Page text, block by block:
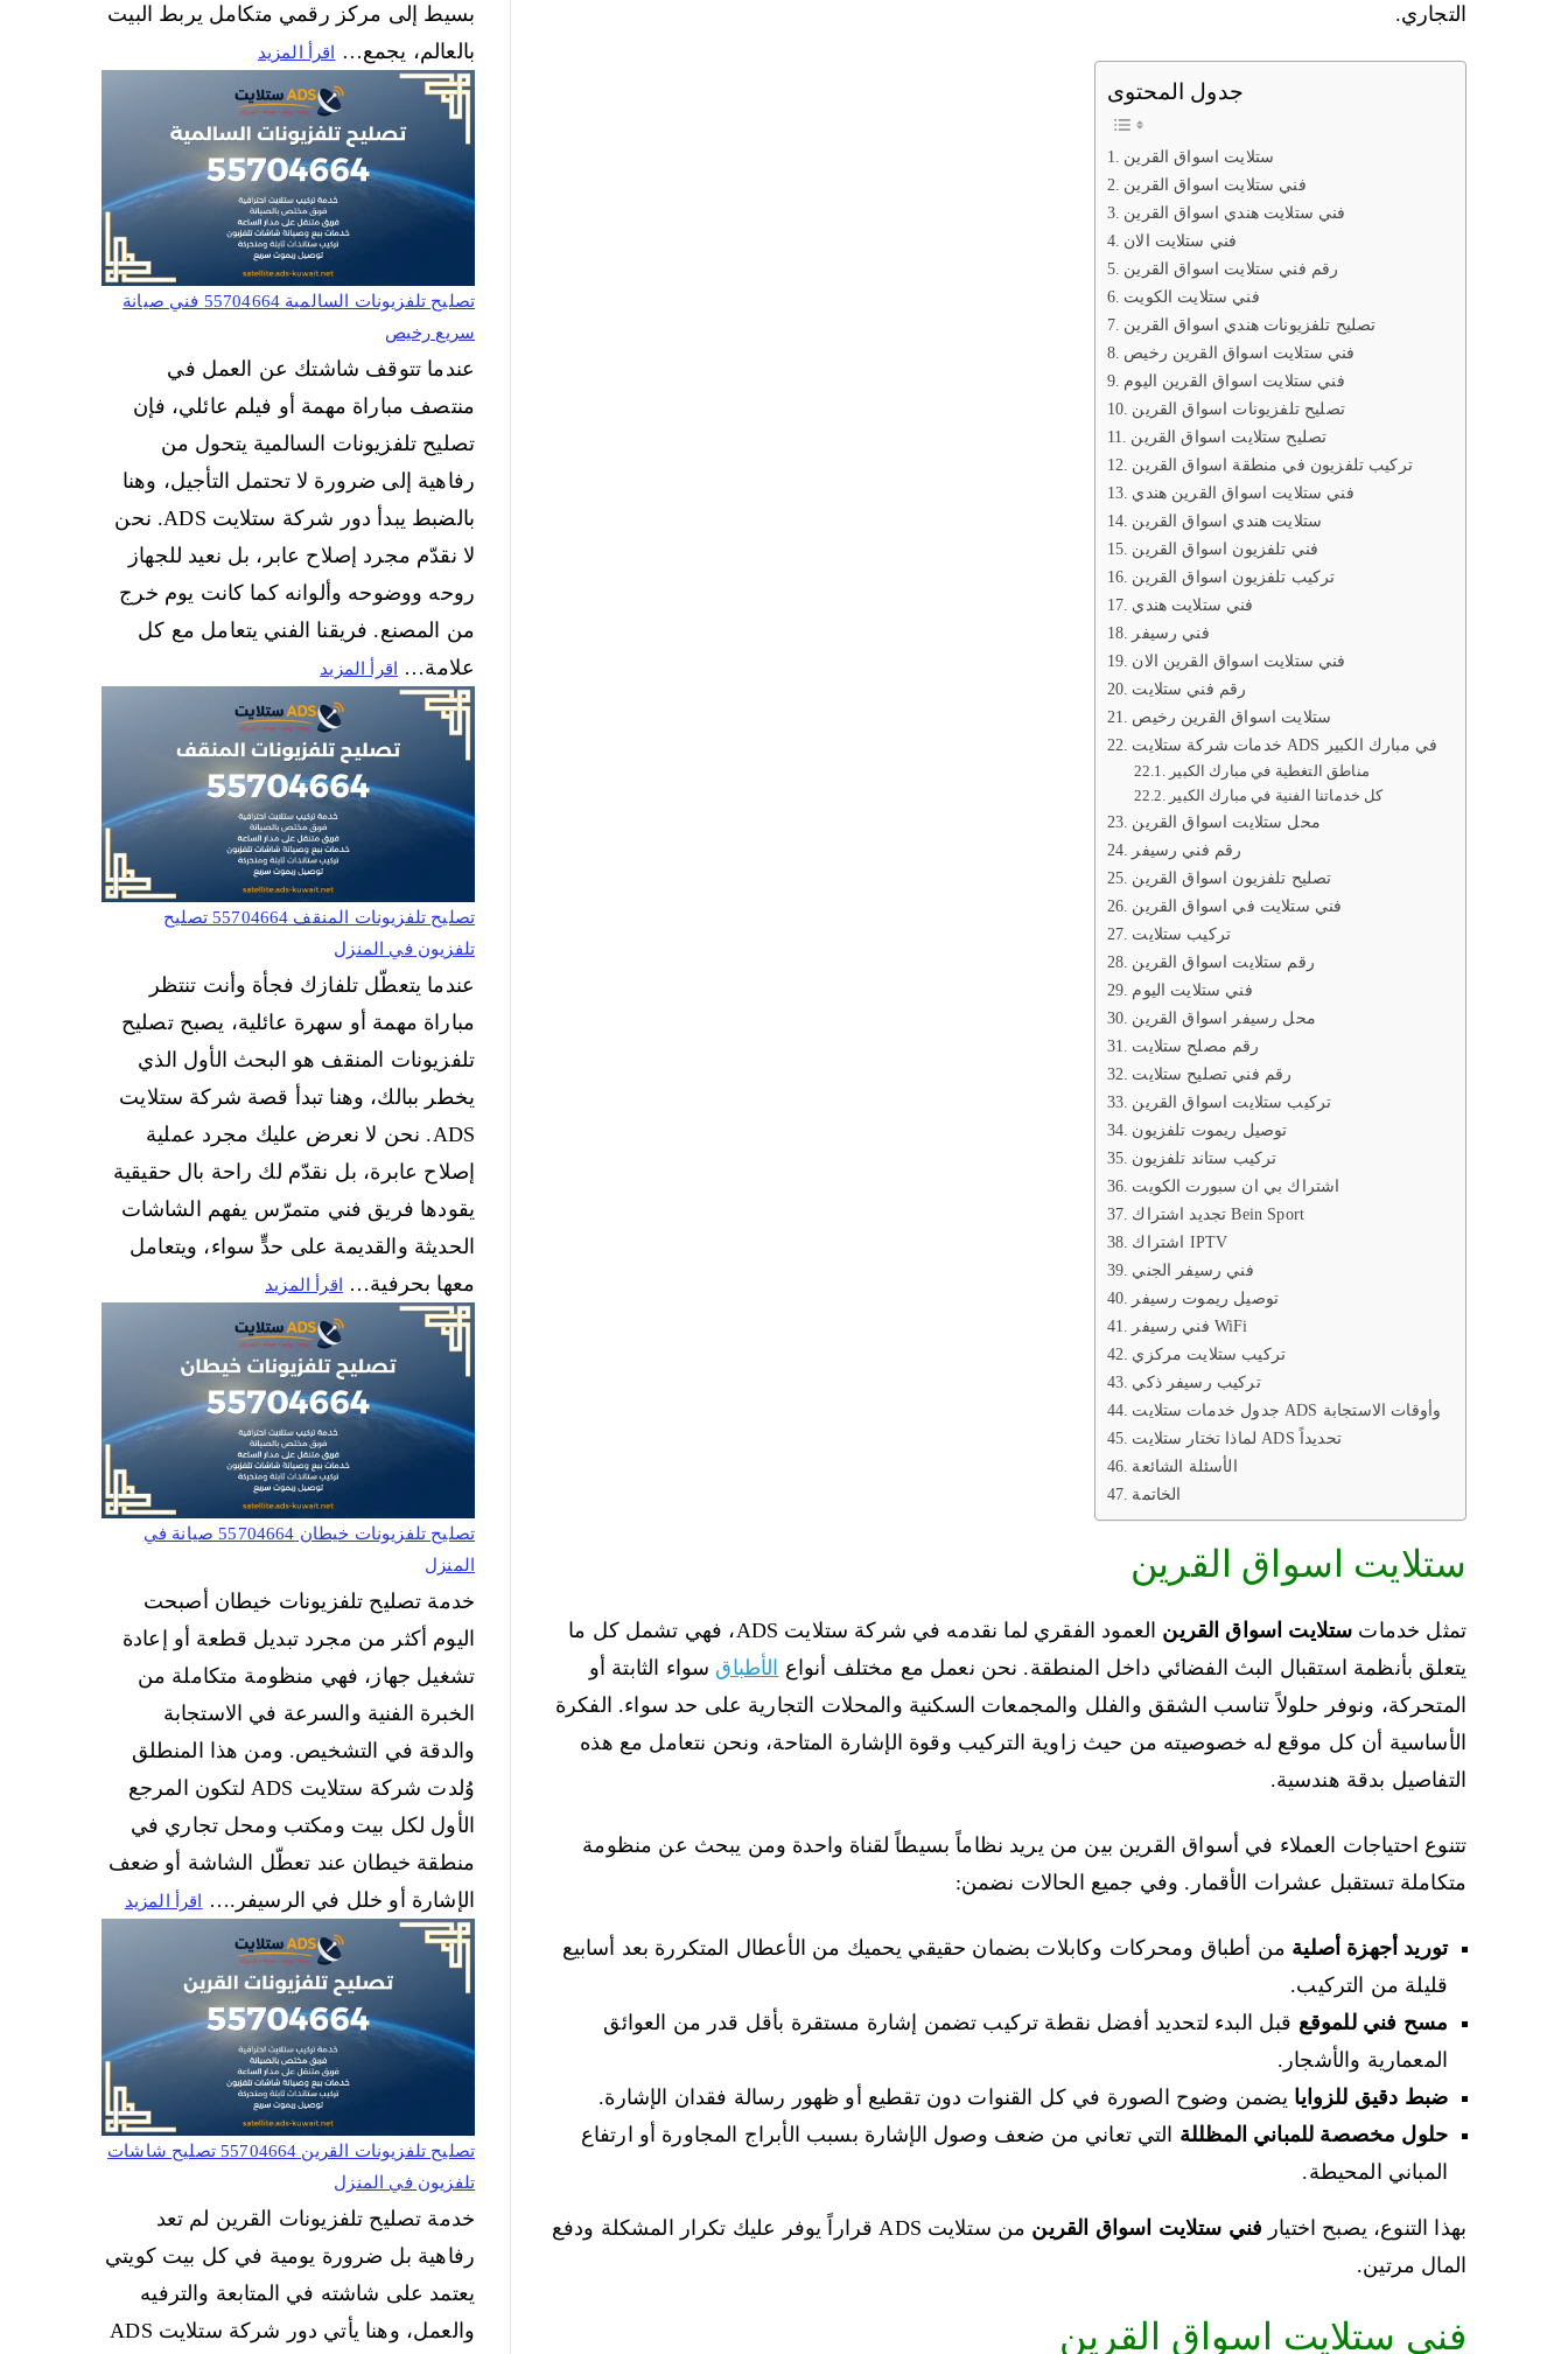
التجاري.
جدول المحتوى
ستلايت اسواق القرين
فني ستلايت اسواق القرين
فني ستلايت هندي اسواق القرين
فني ستلايت الان
رقم فني ستلايت اسواق القرين
فني ستلايت الكويت
تصليح تلفزيونات هندي اسواق القرين
فني ستلايت اسواق القرين رخيص
فني ستلايت اسواق القرين اليوم
تصليح تلفزيونات اسواق القرين
تصليح ستلايت اسواق القرين
تركيب تلفزيون في منطقة اسواق القرين
فني ستلايت اسواق القرين هندي
ستلايت هندي اسواق القرين
فني تلفزيون اسواق القرين
تركيب تلفزيون اسواق القرين
فني ستلايت هندي
فني رسيفر
فني ستلايت اسواق القرين الان
رقم فني ستلايت
ستلايت اسواق القرين رخيص
خدمات شركة ستلايت ADS في مبارك الكبير
مناطق التغطية في مبارك الكبير
كل خدماتنا الفنية في مبارك الكبير
محل ستلايت اسواق القرين
رقم فني رسيفر
تصليح تلفزيون اسواق القرين
فني ستلايت في اسواق القرين
تركيب ستلايت
رقم ستلايت اسواق القرين
فني ستلايت اليوم
محل رسيفر اسواق القرين
رقم مصلح ستلايت
رقم فني تصليح ستلايت
تركيب ستلايت اسواق القرين
توصيل ريموت تلفزيون
تركيب ستاند تلفزيون
اشتراك بي ان سبورت الكويت
تجديد اشتراك Bein Sport
اشتراك IPTV
فني رسيفر الجني
توصيل ريموت رسيفر
فني رسيفر WiFi
تركيب ستلايت مركزي
تركيب رسيفر ذكي
جدول خدمات ستلايت ADS وأوقات الاستجابة
لماذا تختار ستلايت ADS تحديداً
الأسئلة الشائعة
الخاتمة
ستلايت اسواق القرين
تمثل خدمات ستلايت اسواق القرين
العمود الفقري لما نقدمه في شركة ستلايت ADS، فهي تشمل كل ما
يتعلق بأنظمة استقبال البث الفضائي داخل المنطقة. نحن نعمل مع مختلف أنواع الأطباق سواء الثابتة أو
المتحركة، ونوفر حلولاً تناسب الشقق والفلل والمجمعات السكنية والمحلات التجارية على حد سواء. الفكرة
الأساسية أن كل موقع له خصوصيته من حيث زاوية التركيب وقوة الإشارة المتاحة، ونحن نتعامل مع هذه
التفاصيل بدقة هندسية.
تتنوع احتياجات العملاء في أسواق القرين بين من يريد نظاماً بسيطاً لقناة واحدة ومن يبحث عن منظومة
متكاملة تستقبل عشرات الأقمار. وفي جميع الحالات نضمن:
توريد أجهزة أصلية من أطباق ومحركات وكابلات بضمان حقيقي يحميك من الأعطال المتكررة بعد أسابيع
قليلة من التركيب.
مسح فني للموقع قبل البدء لتحديد أفضل نقطة تركيب تضمن إشارة مستقرة بأقل قدر من العوائق
المعمارية والأشجار.
ضبط دقيق للزوايا يضمن وضوح الصورة في كل القنوات دون تقطيع أو ظهور رسالة فقدان الإشارة.
حلول مخصصة للمباني المظللة التي تعاني من ضعف وصول الإشارة بسبب الأبراج المجاورة أو ارتفاع
المباني المحيطة.
بهذا التنوع، يصبح اختيار فني ستلايت اسواق القرين
من ستلايت ADS قراراً يوفر عليك تكرار المشكلة ودفع
المال مرتين.
فني ستلايت اسواق القرين
بسيط إلى مركز رقمي متكامل يربط البيت
بالعالم، يجمع… اقرأ المزيد
تصليح تلفزيونات السالمية 55704664 فني صيانة
سريع رخيص
عندما تتوقف شاشتك عن العمل في
منتصف مباراة مهمة أو فيلم عائلي، فإن
تصليح تلفزيونات السالمية يتحول من
رفاهية إلى ضرورة لا تحتمل التأجيل، وهنا
بالضبط يبدأ دور شركة ستلايت ADS. نحن
لا نقدّم مجرد إصلاح عابر، بل نعيد للجهاز
روحه ووضوحه وألوانه كما كانت يوم خرج
من المصنع. فريقنا الفني يتعامل مع كل
علامة…
اقرأ المزيد
تصليح تلفزيونات المنقف 55704664 تصليح
تلفزيون في المنزل
عندما يتعطّل تلفازك فجأة وأنت تنتظر
مباراة مهمة أو سهرة عائلية، يصبح تصليح
تلفزيونات المنقف هو البحث الأول الذي
يخطر ببالك، وهنا تبدأ قصة شركة ستلايت
ADS. نحن لا نعرض عليك مجرد عملية
إصلاح عابرة، بل نقدّم لك راحة بال حقيقية
يقودها فريق فني متمرّس يفهم الشاشات
الحديثة والقديمة على حدٍّ سواء، ويتعامل
معها بحرفية…
اقرأ المزيد
تصليح تلفزيونات خيطان 55704664 صيانة في
المنزل
خدمة تصليح تلفزيونات خيطان أصبحت
اليوم أكثر من مجرد تبديل قطعة أو إعادة
تشغيل جهاز، فهي منظومة متكاملة من
الخبرة الفنية والسرعة في الاستجابة
والدقة في التشخيص. ومن هذا المنطلق
وُلدت شركة ستلايت ADS لتكون المرجع
الأول لكل بيت ومكتب ومحل تجاري في
منطقة خيطان عند تعطّل الشاشة أو ضعف
الإشارة أو خلل في الرسيفر.…
اقرأ المزيد
تصليح تلفزيونات القرين 55704664 تصليح شاشات
تلفزيون في المنزل
خدمة تصليح تلفزيونات القرين لم تعد
رفاهية بل ضرورة يومية في كل بيت كويتي
يعتمد على شاشته في المتابعة والترفيه
والعمل، وهنا يأتي دور شركة ستلايت ADS